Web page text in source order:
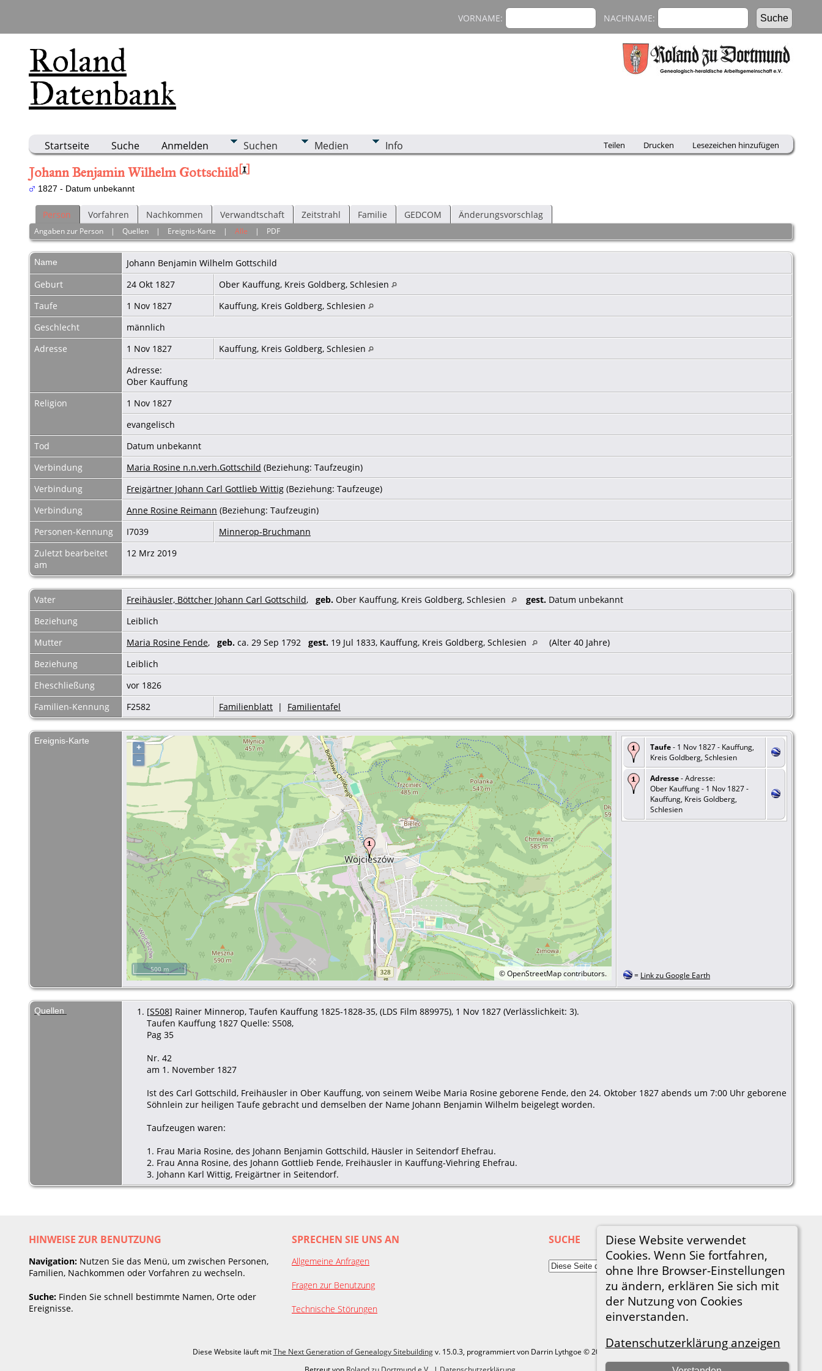
Roland
Datenbank
VORNAME: NACHNAME:
Startseite Suche Anmelden Suchen Medien Info Teilen Drucken Lesezeichen hinzufügen
Diese Website verwendet
Cookies. Wenn Sie fortfahren,
ohne Ihre Browser-Einstellungen
zu ändern, erklären Sie sich mit
der Nutzung von Cookies
einverstanden.
Datenschutzerklärung anzeigen
Johann Benjamin Wilhelm Gottschild[1]
1827 - Datum unbekannt
Person Vorfahren Nachkommen Verwandtschaft Zeitstrahl Familie GEDCOM Änderungsvorschlag
Angaben zur Person |Quellen | Ereignis-Karte |Alle | PDF
Name Johann Benjamin Wilhelm Gottschild
Geburt
24 Okt 1827
Ober Kauffung, Kreis Goldberg, Schlesien
Taufe
1 Nov 1827
Kauffung, Kreis Goldberg, Schlesien
Geschlecht
männlich
Adresse
1 Nov 1827
Kauffung, Kreis Goldberg, Schlesien
Adresse:
Ober Kauffung
Religion
1 Nov 1827
evangelisch
Tod
Datum unbekannt
Verbindung
Maria Rosine n.n.verh.Gottschild (Beziehung: Taufzeugin)
Verbindung
Freigärtner Johann Carl Gottlieb Wittig (Beziehung: Taufzeuge)
Verbindung
Anne Rosine Reimann (Beziehung: Taufzeugin)
Personen-Kennung
I7039
Minnerop-Bruchmann
Zuletzt bearbeitet
am
12 Mrz 2019
Vater Freihäusler, Böttcher Johann Carl Gottschild, geb. Ober Kauffung, Kreis Goldberg, Schlesien gest. Datum unbekannt
Beziehung
Leiblich
Mutter
Maria Rosine Fende, geb. ca. 29 Sep 1792 gest. 19 Jul 1833, Kauffung, Kreis Goldberg, Schlesien
(Alter 40 Jahre)
Beziehung
Leiblich
Eheschließung
vor 1826
Familien-Kennung
F2582 Familienblatt | Familientafel
Ereignis-Karte
+
–
©OpenStreetMapcontributors.
500 m
Taufe- 1 Nov 1827 - Kauffung,
Kreis Goldberg, Schlesien
Adresse- Adresse:
Ober Kauffung - 1 Nov 1827 -
Kauffung, Kreis Goldberg,
Schlesien
= Link zu Google Earth
Quellen [S508] Rainer Minnerop, Taufen Kauffung 1825-1828-35, (LDS Film 889975), 1 Nov 1827 (Verlässlichkeit: 3).
Taufen Kauffung 1827 Quelle: S508,
Pag 35
Nr. 42
am 1. November 1827
Ist des Carl Gottschild, Freihäusler in Ober Kauffung, von seinem Weibe Maria Rosine geborene Fende, den 24. Oktober 1827 abends um 7:00 Uhr geborene
Söhnlein zur heiligen Taufe gebracht und demselben der Name Johann Benjamin Wilhelm beigelegt worden.
Taufzeugen waren:
1. Frau Maria Rosine, des Johann Benjamin Gottschild, Häusler in Seitendorf Ehefrau.
2. Frau Anna Rosine, des Johann Gottlieb Fende, Freihäusler in Kauffung-Viehring Ehefrau.
3. Johann Karl Wittig, Freigärtner in Seitendorf.
HINWEISE ZUR BENUTZUNG
Navigation: Nutzen Sie das Menü, um zwischen Personen,
Familien, Nachkommen oder Vorfahren zu wechseln.
Suche: Finden Sie schnell bestimmte Namen, Orte oder
Ereignisse.
SPRECHEN SIE UNS AN
Allgemeine Anfragen
Fragen zur Benutzung
Technische Störungen
SUCHE
Diese Website läuft mitThe Next Generation of Genealogy Sitebuildingv. 15.0.3, programmiert von Darrin Lythgoe © 2001-2026.